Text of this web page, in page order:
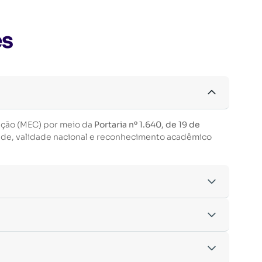
(MEC) por meio da Portaria nº 1.640, de 19 de
validade nacional e reconhecimento acadêmico
com os critérios estabelecidos pelo